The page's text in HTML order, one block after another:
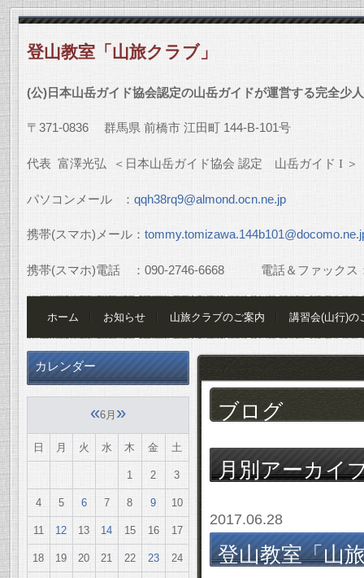
登山教室「山旅クラブ」
(公)日本山岳ガイド協会認定の山岳ガイドが運営する完全少
〒 371-0836 群馬県 前橋市 江田町 144-B-101号
代表 富澤光弘 ＜日本山岳ガイド協会 認定 山岳ガイド I ＞
パソコンメール ： qqh38rq9@almond.ocn.ne.jp
携帯(スマホ)メール：
携帯(スマホ)電話 ： 090-2746-6668電話＆ファックス
ホーム お知らせ 山旅クラブのご案内 講習会(山行)の
ブログ
月別アーカイ
2017.06.28
登山教室「山
カレンダー
«6月 »
日 月 火 水 木 金 土
1 2 3
4 5 6 7 8 9 10
11 12 13 14 15 16 17
18 19 20 21 22 23 24